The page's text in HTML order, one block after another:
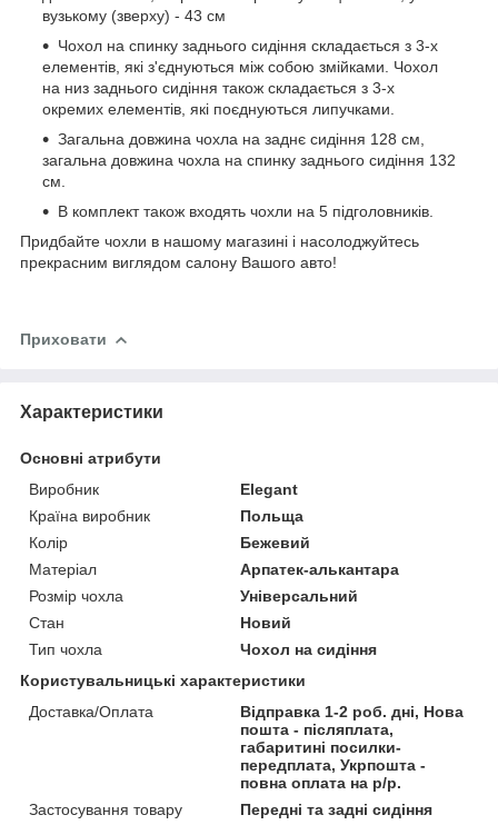
вузькому (зверху) - 43 см
Чохол на спинку заднього сидіння складається з 3-х
елементів, які з'єднуються між собою змійками. Чохол
на низ заднього сидіння також складається з 3-х
окремих елементів, які поєднуються липучками.
Загальна довжина чохла на заднє сидіння 128 см,
загальна довжина чохла на спинку заднього сидіння 132
см.
В комплект також входять чохли на 5 підголовників.
Придбайте чохли в нашому магазині і насолоджуйтесь
прекрасним виглядом салону Вашого авто!
Приховати
Характеристики
Основні атрибути
Виробник
Elegant
Країна виробник
Польща
Колір
Бежевий
Матеріал
Арпатек-алькантара
Розмір чохла
Універсальний
Стан
Новий
Тип чохла
Чохол на сидіння
Користувальницькі характеристики
Доставка/Оплата
Відправка 1-2 роб. дні, Нова
пошта - післяплата,
габаритині посилки-
передплата, Укрпошта -
повна оплата на р/р.
Застосування товару
Передні та задні сидіння